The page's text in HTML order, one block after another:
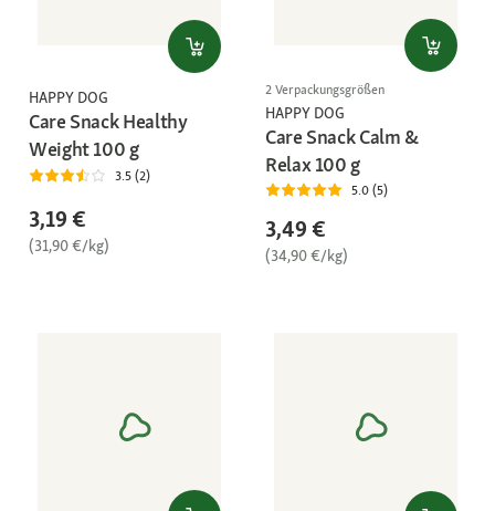
HAPPY DOG
Care Snack Healthy
Weight 100 g
3.5 (2)
3,19 €
(31,90 €/kg)
2 Verpackungsgrößen
HAPPY DOG
Care Snack Calm &
Relax 100 g
5.0 (5)
3,49 €
(34,90 €/kg)